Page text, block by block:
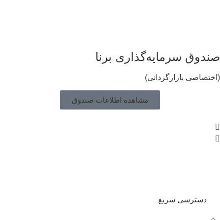
سرمایه‌گذاری برنا
بازارگردانی)
مشاهده اطلاعات صندوق
دسترسی سریع